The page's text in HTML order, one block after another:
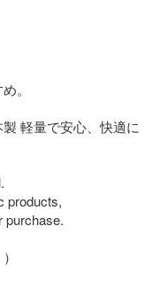
。
軽量で安心、快適に
products,
purchase.